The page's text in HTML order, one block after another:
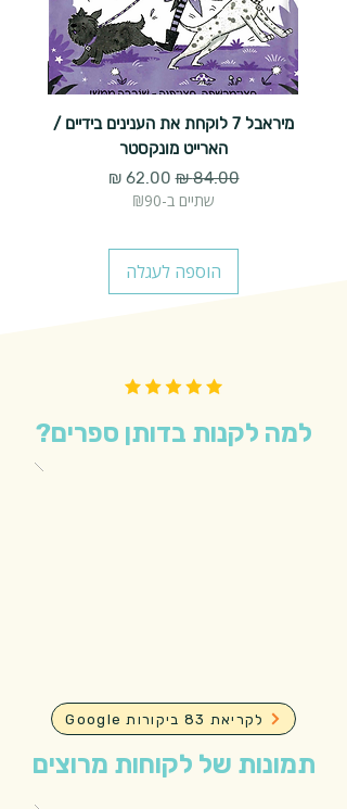
מיראבל 7 לוקחת את הענינים בידיים /
הארייט מונקסטר
מחיר רגיל‏84.00 ‏₪ מחיר מבצע
שתיים ב-₪90
הוספה לעגלה
למה לקנות בדותן ספרים?
Google לקריאת 83 ביקורות
תמונות של לקוחות מרוצים